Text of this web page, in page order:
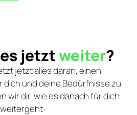
jetztweiter?
jetzt alles daran, einen
dich und deine Bedürfnisse zu
wir dir, wie es danach für dich
weitergeht: